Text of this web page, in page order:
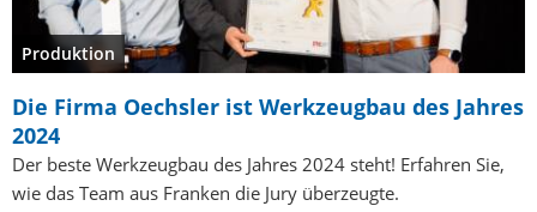
Produktion
Die Firma Oechsler ist Werkzeugbau des Jahres
2024
Der beste Werkzeugbau des Jahres 2024 steht! Erfahren Sie,
wie das Team aus Franken die Jury überzeugte.